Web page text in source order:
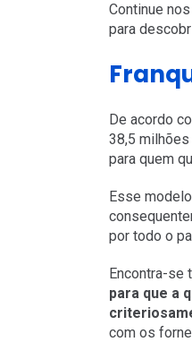
Continue
para
De acordo
38,5
para quem
Esse
por todo o
Encontra-se
para que a
com os